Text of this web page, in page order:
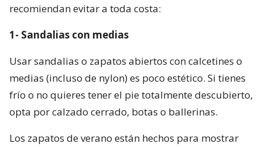
recomiendan evitar a toda costa:
1- Sandalias con medias
Usar sandalias o zapatos abiertos con calcetines o
medias (incluso de nylon) es poco estético. Si tienes
frío o no quieres tener el pie totalmente descubierto,
opta por calzado cerrado, botas o ballerinas.
Los zapatos de verano están hechos para mostrar